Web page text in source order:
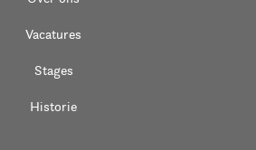
Vacatures
Stages
Historie